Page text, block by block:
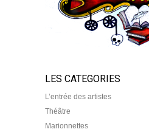
LES CATEGORIES
L’entrée des artistes
Théâtre
Marionnettes